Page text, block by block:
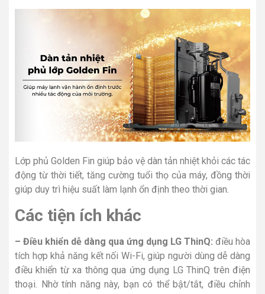
Lớp phủ Golden Fin giúp bảo vệ dàn tản nhiệt khỏi các tác
động từ thời tiết, tăng cường tuổi thọ của máy, đồng thời
giúp duy trì hiệu suất làm lạnh ổn định theo thời gian.
Các tiện ích khác
– Điều khiển dễ dàng qua ứng dụng LG ThinQ: điều hòa
tích hợp khả năng kết nối Wi-Fi, giúp người dùng dễ dàng
điều khiển từ xa thông qua ứng dụng LG ThinQ trên điện
thoại. Nhờ tính năng này, bạn có thể bật/tắt, điều chỉnh